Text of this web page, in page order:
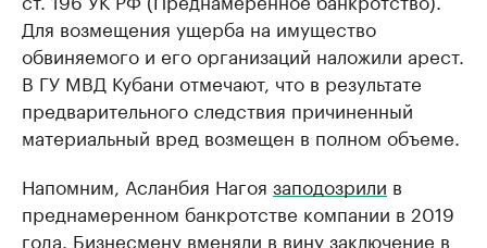
Для возмещения ущерба на имущество
обвиняемого и его организаций наложили арест.
В ГУ МВД Кубани отмечают, что в результате
предварительного следствия причиненный
материальный вред возмещен в полном объеме.
Напомним, Асланбия Нагоя заподозрили в
преднамеренном банкротстве компании в 2019
года. Бизнесмену вменяли в вину заключение в